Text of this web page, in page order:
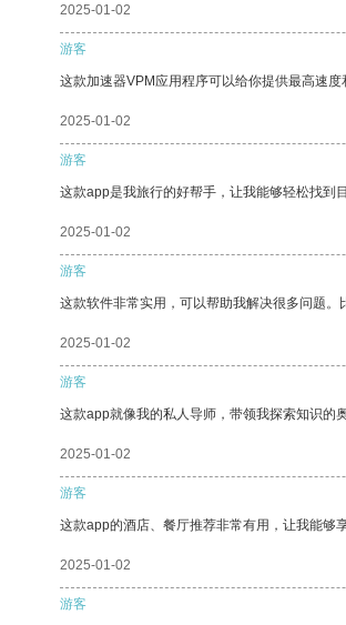
2025-01-02
游客
这款加速器VPM应用程序可以给你提供最高速
2025-01-02
游客
这款app是我旅行的好帮手，让我能够轻松找到
2025-01-02
游客
这款软件非常实用，可以帮助我解决很多问题。
2025-01-02
游客
这款app就像我的私人导师，带领我探索知识的奥
2025-01-02
游客
这款app的酒店、餐厅推荐非常有用，让我能够
2025-01-02
游客